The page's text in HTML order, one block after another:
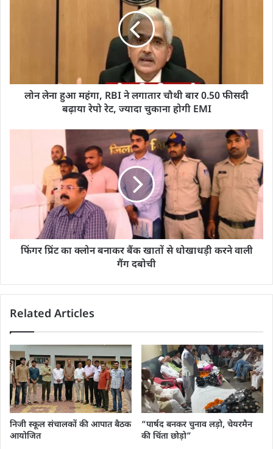
लोन लेना हुआ महंगा, RBI ने लगातार चौथी बार 0.50 फीसदी
बढ़ाया रेपो रेट, ज्यादा चुकाना होगी EMI
फिंगर प्रिंट का क्लोन बनाकर बैंक खातों से धोखाधड़ी करने वाली
गैंग दबोची
Related Articles
निजी स्कूल संचालकों की आपात बैठक
आयोजित
“पार्षद बनकर चुनाव लड़ो, चेयरमैन
की चिंता छोड़ो”